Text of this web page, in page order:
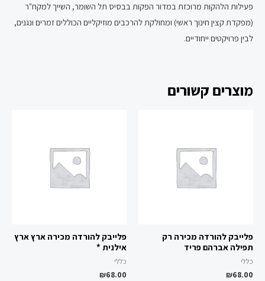
פעילות הלהקות מרוכזת במדור הפקות בבסיס תל השומר, השייך למקח"ר
(מפקדת קצין חינוך ראשי) ומחולקת להרכבים מוזיקליים הכוללים זמרים ונגנים,
לבין פרויקטים ייחודיים.
מוצרים קשורים
פלייבק להורדה מכירה רק
תפילה אברהם פריד
כללי
₪68.00
פלייבק להורדה מכירה ארץ ארץ
אילנית *
כללי
₪68.00